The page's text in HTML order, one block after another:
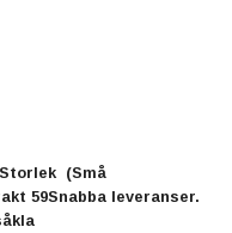
(Små
59Snabba leveranser.